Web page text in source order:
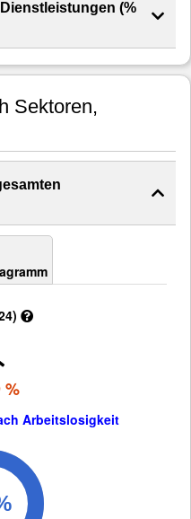
(%
Sektoren,
%
Arbeitslosigkeit